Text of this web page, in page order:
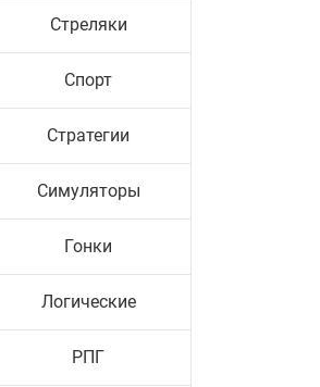
Стреляки
Спорт
Стратегии
Симуляторы
Гонки
Логические
РПГ